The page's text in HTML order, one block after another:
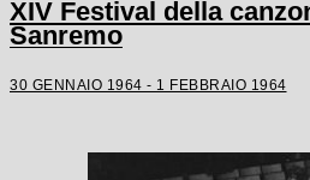
XIV Festival della
Sanremo
30 GENNAIO 1964 - 1 FEBBRAIO 1964